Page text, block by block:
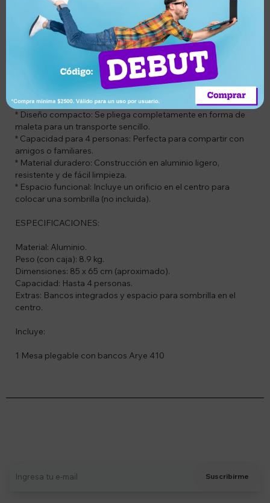
DESCRIPCIÓN DEL PRODUCTO:
Transforma tus momentos al aire libre con esta mesa
plegable diseñada para la comodidad y el transporte
práctico. Ideal para reuniones familiares, picnics o camping.
CARACTERÍSTICAS:
* Diseño compacto: Se pliega completamente en forma de
maleta para un transporte sencillo.
* Capacidad para 4 personas: Perfecta para compartir con
amigos o familiares.
* Material duradero: Construcción en aluminio ligero,
resistente y de fácil limpieza.
* Espacio funcional: Incluye un orificio en el centro para
colocar una sombrilla (no incluida).
ESPECIFICACIONES:
Material: Aluminio.
Peso (con caja): 8.9 kg.
Dimensiones: 85 x 65 cm (aproximado).
Capacidad: Hasta 4 personas.
Extras: Bancos integrados y espacio para sombrilla en el
centro.
Incluye:
1 Mesa plegable con bancos Arye 410
Suscribirme